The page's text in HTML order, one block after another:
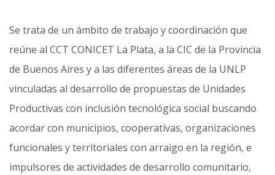
Se trata de un ámbito de trabajo y coordinación que
reúne al CCT CONICET La Plata, a la CIC de la Provincia
de Buenos Aires y a las diferentes áreas de la UNLP
vinculadas al desarrollo de propuestas de Unidades
Productivas con inclusión tecnológica social buscando
acordar con municipios, cooperativas, organizaciones
funcionales y territoriales con arraigo en la región, e
impulsores de actividades de desarrollo comunitario,